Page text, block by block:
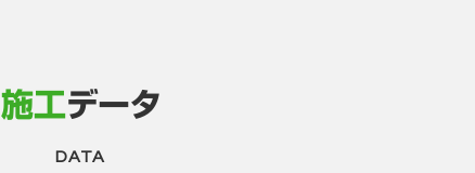
施工データ
DATA